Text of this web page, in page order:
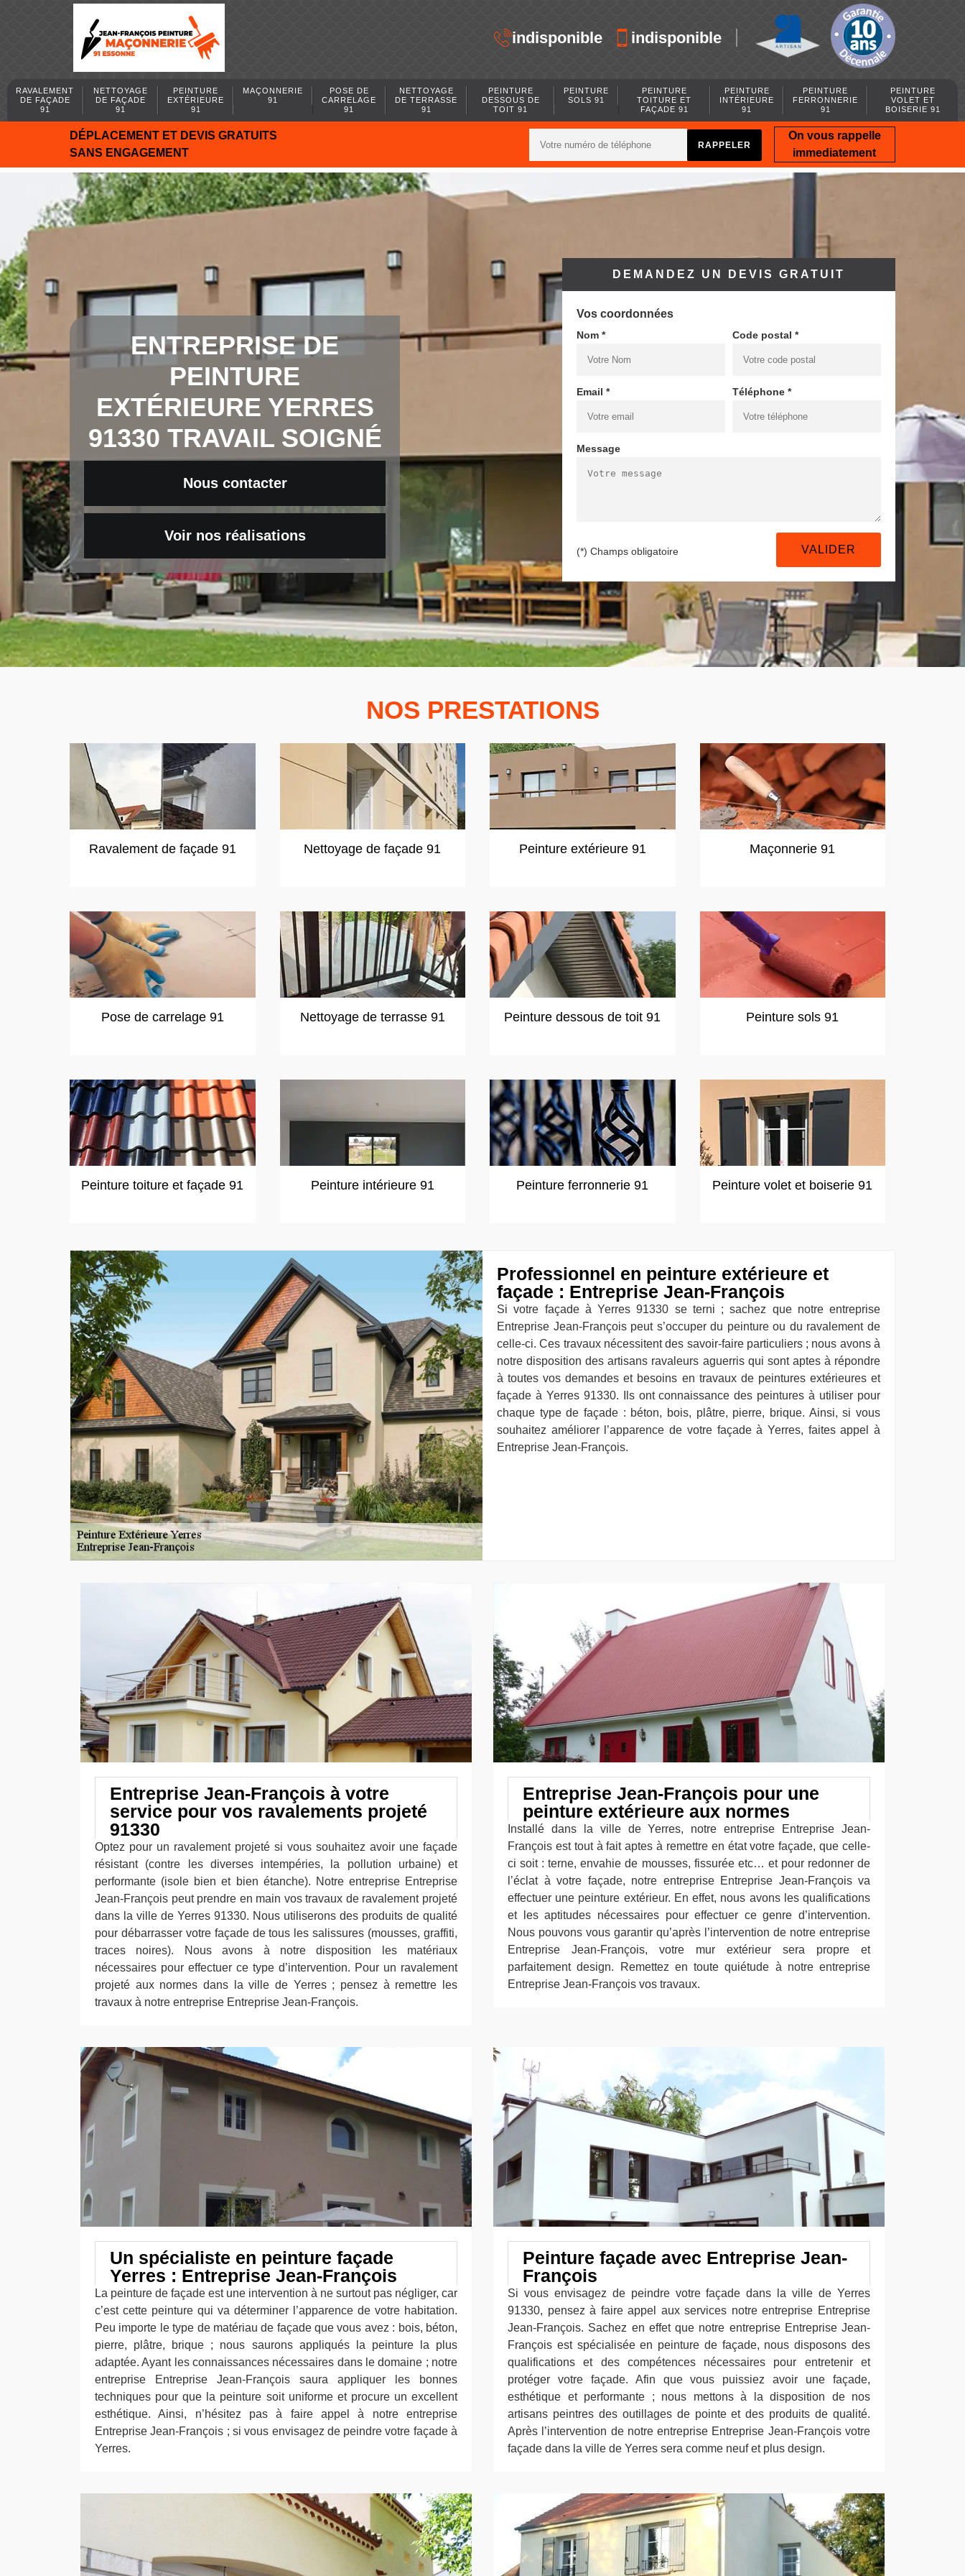
indisponible indisponible
RAVALEMENT
DE FAÇADE
91
NETTOYAGE
DE FAÇADE
91
PEINTURE
EXTÉRIEURE
91
MAÇONNERIE
91
POSE DE
CARRELAGE
91
NETTOYAGE
DE TERRASSE
91
PEINTURE
DESSOUS DE
TOIT 91
PEINTURE
SOLS 91
PEINTURE
TOITURE ET
FAÇADE 91
PEINTURE
INTÉRIEURE
91
PEINTURE
FERRONNERIE
91
PEINTURE
VOLET ET
BOISERIE 91
DÉPLACEMENT ET DEVIS GRATUITS
SANS ENGAGEMENT
On vous rappelle
immediatement
ENTREPRISE DE
PEINTURE
EXTÉRIEURE YERRES
91330 TRAVAIL SOIGNÉ
Nous contacter
Voir nos réalisations
DEMANDEZ UN DEVIS GRATUIT
Vos coordonnées
Nom * Code postal *
Email * Téléphone *
Message
(*) Champs obligatoire
NOS PRESTATIONS
Ravalement de façade 91 Nettoyage de façade 91 Peinture extérieure 91 Maçonnerie 91
Pose de carrelage 91 Nettoyage de terrasse 91 Peinture dessous de toit 91 Peinture sols 91
Peinture toiture et façade 91 Peinture intérieure 91 Peinture ferronnerie 91 Peinture volet et boiserie 91
Professionnel en peinture extérieure et
façade : Entreprise Jean-François
Si votre façade à Yerres 91330 se terni ; sachez que notre entreprise
Entreprise Jean-François peut s’occuper du peinture ou du ravalement de
celle-ci. Ces travaux nécessitent des savoir-faire particuliers ; nous avons à
notre disposition des artisans ravaleurs aguerris qui sont aptes à répondre
à toutes vos demandes et besoins en travaux de peintures extérieures et
façade à Yerres 91330. Ils ont connaissance des peintures à utiliser pour
chaque type de façade : béton, bois, plâtre, pierre, brique. Ainsi, si vous
souhaitez améliorer l’apparence de votre façade à Yerres, faites appel à
Entreprise Jean-François.
Entreprise Jean-François à votre
service pour vos ravalements projeté
91330
Optez pour un ravalement projeté si vous souhaitez avoir une façade
résistant (contre les diverses intempéries, la pollution urbaine) et
performante (isole bien et bien étanche). Notre entreprise Entreprise
Jean-François peut prendre en main vos travaux de ravalement projeté
dans la ville de Yerres 91330. Nous utiliserons des produits de qualité
pour débarrasser votre façade de tous les salissures (mousses, graffiti,
traces noires). Nous avons à notre disposition les matériaux
nécessaires pour effectuer ce type d’intervention. Pour un ravalement
projeté aux normes dans la ville de Yerres ; pensez à remettre les
travaux à notre entreprise Entreprise Jean-François.
Entreprise Jean-François pour une
peinture extérieure aux normes
Installé dans la ville de Yerres, notre entreprise Entreprise Jean-
François est tout à fait aptes à remettre en état votre façade, que celle-
ci soit : terne, envahie de mousses, fissurée etc… et pour redonner de
l’éclat à votre façade, notre entreprise Entreprise Jean-François va
effectuer une peinture extérieur. En effet, nous avons les qualifications
et les aptitudes nécessaires pour effectuer ce genre d’intervention.
Nous pouvons vous garantir qu’après l’intervention de notre entreprise
Entreprise Jean-François, votre mur extérieur sera propre et
parfaitement design. Remettez en toute quiétude à notre entreprise
Entreprise Jean-François vos travaux.
Un spécialiste en peinture façade
Yerres : Entreprise Jean-François
La peinture de façade est une intervention à ne surtout pas négliger, car
c’est cette peinture qui va déterminer l’apparence de votre habitation.
Peu importe le type de matériau de façade que vous avez : bois, béton,
pierre, plâtre, brique ; nous saurons appliqués la peinture la plus
adaptée. Ayant les connaissances nécessaires dans le domaine ; notre
entreprise Entreprise Jean-François saura appliquer les bonnes
techniques pour que la peinture soit uniforme et procure un excellent
esthétique. Ainsi, n’hésitez pas à faire appel à notre entreprise
Entreprise Jean-François ; si vous envisagez de peindre votre façade à
Yerres.
Peinture façade avec Entreprise Jean-
François
Si vous envisagez de peindre votre façade dans la ville de Yerres
91330, pensez à faire appel aux services notre entreprise Entreprise
Jean-François. Sachez en effet que notre entreprise Entreprise Jean-
François est spécialisée en peinture de façade, nous disposons des
qualifications et des compétences nécessaires pour entretenir et
protéger votre façade. Afin que vous puissiez avoir une façade,
esthétique et performante ; nous mettons à la disposition de nos
artisans peintres des outillages de pointe et des produits de qualité.
Après l’intervention de notre entreprise Entreprise Jean-François votre
façade dans la ville de Yerres sera comme neuf et plus design.